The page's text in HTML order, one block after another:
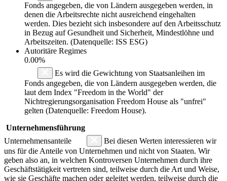
Fonds angegeben, die von Ländern ausgegeben werden, in
denen die Arbeitsrechte nicht ausreichend eingehalten
werden. Dies bezieht sich insbesondere auf den Arbeitsschutz
in Bezug auf Gesundheit und Sicherheit, Mindestlöhne und
Arbeitszeiten. (Datenquelle: ISS ESG)
Autoritäre Regimes
0.00%
Es wird die Gewichtung von Staatsanleihen im
Fonds angegeben, die von Ländern ausgegeben werden, die
laut dem Index "Freedom in the World" der
Nichtregierungsorganisation Freedom House als "unfrei"
gelten (Datenquelle: Freedom House).
Unternehmensführung
Unternehmensanteile
Bei diesen Werten interessieren wir
uns für die Anteile von Unternehmen und nicht von Staaten. Wir
geben also an, in welchen Kontroversen Unternehmen durch ihre
Geschäftstätigkeit vertreten sind, teilweise durch die Art und Weise,
wie sie Geschäfte machen oder geleitet werden, teilweise durch die